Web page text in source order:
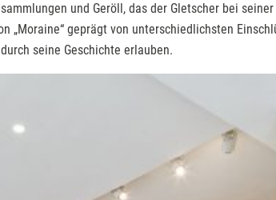
und Geröll, das der Gletscher bei
geprägt von unterschiedlichsten
seine Geschichte erlauben.